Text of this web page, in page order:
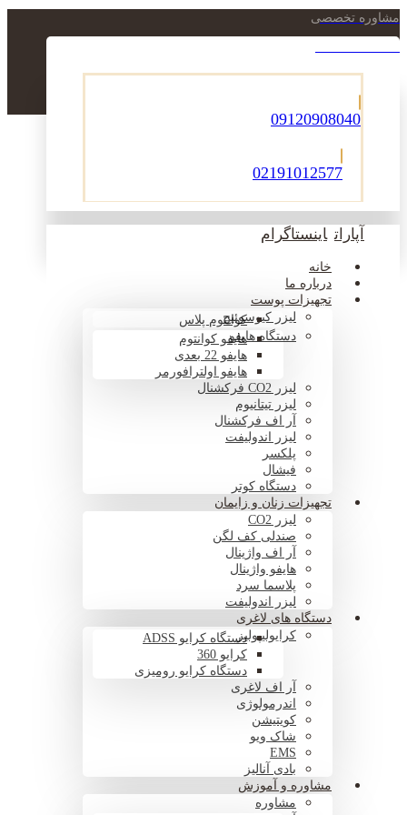
مشاوره تخصصی
09120908040
02191012577
آپارات اینستاگرام
خانه
درباره ما
تجهیزات پوست
لیزر کیوسوئیچکوانتوم پلاس
دستگاه هایفوهایفو کوانتوم
هایفو 22 بعدی
هایفو اولترافورمر
لیزر CO2 فرکشنال
لیزر تیتانیوم
آر اف فرکشنال
لیزر اندولیفت
پلکسر
فیشال
دستگاه کوتر
تجهیزات زنان و زایمان
لیزر CO2
صندلی کف لگن
آر اف واژینال
هایفو واژینال
پلاسما سرد
لیزر اندولیفت
دستگاه های لاغری
کرایولیپولیزدستگاه کرایو ADSS
کرایو 360
دستگاه کرایو رومیزی
آر اف لاغری
اندرمولوژی
کویتیشن
شاک ویو
EMS
بادی آنالیز
مشاوره و آموزش
مشاوره